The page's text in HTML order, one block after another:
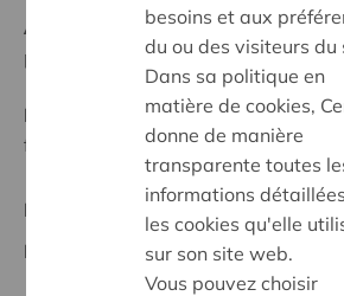
Ambition:
Des quartiers chaleureux
pour tous
Programme:
Construire des
forts, avec des voisins bienveillants
Projet régional
Date de début:15/10/2025
besoins et aux
du ou des visiteurs du
Dans sa politique en
matière de cookies,
donne de manière
transparente toutes
informations
les cookies qu'elle
sur son site web.
Vous pouvez choisir